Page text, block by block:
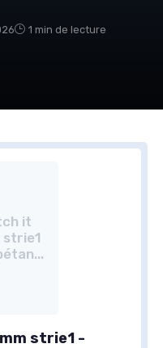
1 min de lecture
it
strie1
strie1 -